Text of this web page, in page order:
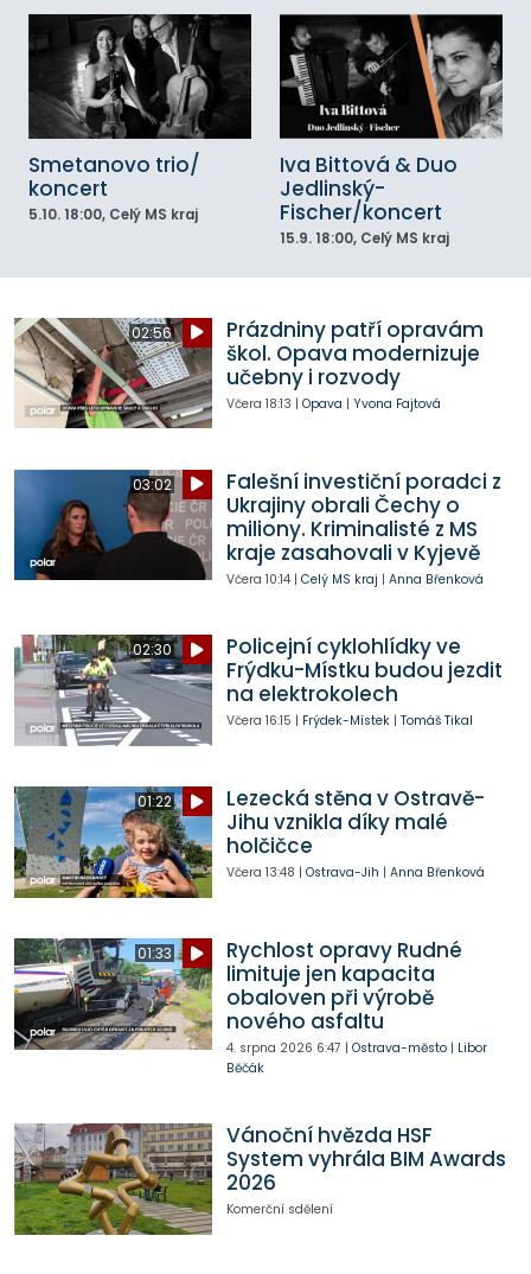
Smetanovo trio/
koncert
5.10. 18:00, Celý MS kraj
Iva Bittová & Duo
Jedlinský-
Fischer/koncert
15.9. 18:00, Celý MS kraj
02:56
Prázdniny patří opravám
škol. Opava modernizuje
učebny i rozvody
Včera 18:13 | Opava | Yvona Fajtová
03:02
Falešní investiční poradci z
Ukrajiny obrali Čechy o
miliony. Kriminalisté z MS
kraje zasahovali v Kyjevě
Včera 10:14| Celý MS kraj | Anna Břenková
02:30
Policejní cyklohlídky ve
Frýdku-Místku budou jezdit
na elektrokolech
Včera 16:15 | Frýdek-Místek| Tomáš Tikal
01:22
Lezecká stěna v Ostravě-
Jihu vznikla díky malé
holčičce
Včera 13:48 | Ostrava-Jih | Anna Břenková
01:33
Rychlost opravy Rudné
limituje jen kapacita
obaloven při výrobě
nového asfaltu
4. srpna 2026 6:47 | Ostrava-město| Libor
Běčák
Vánoční hvězda HSF
System vyhrála BIM Awards
2026
Komerční sdělení